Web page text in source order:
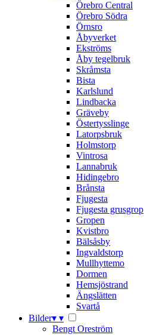
Örebro Central
Örebro Södra
Örnsro
Åbyverket
Ekströms
Åby tegelbruk
Skråmsta
Bista
Karlslund
Lindbacka
Gräveby
Östertysslinge
Latorpsbruk
Holmstorp
Vintrosa
Lannabruk
Hidingebro
Brånsta
Fjugesta
Fjugesta grusgrop
Gropen
Kvistbro
Bälsåsby
Ingvaldstorp
Mullhyttemo
Dormen
Hemsjöstrand
Ängslätten
Svartå
Bilder▾ ▾
Bengt Oreström